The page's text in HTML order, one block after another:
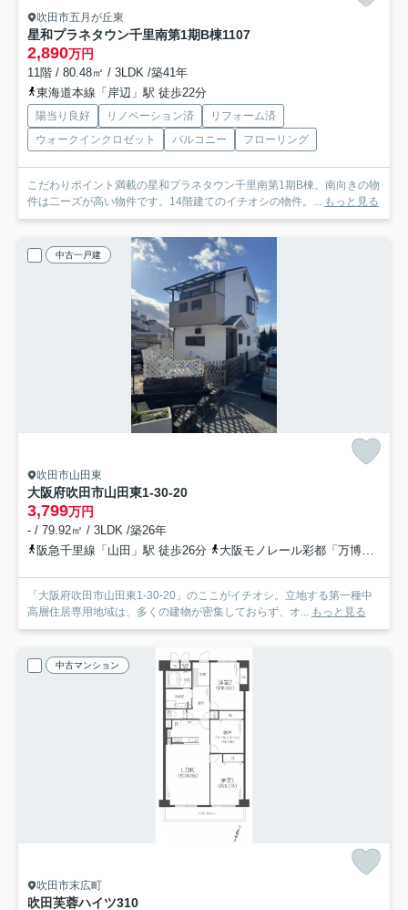
吹田市五月が丘東
星和プラネタウン千里南第1期B棟1107
2,890万円
11階 / 80.48㎡ / 3LDK /築41年
東海道本線「岸辺」駅 徒歩22分
陽当り良好 リノベーション済
リフォーム済
ウォークインクロゼット
バルコニー フローリング
こだわりポイント満載の星和プラネタウン千里南第1期B棟。南向きの物
件は二ーズが高い物件です。14階建てのイチオシの物件。... もっと見る
中古一戸建
吹田市山田東
大阪府吹田市山田東1-30-20
3,799万円
- / 79.92㎡ / 3LDK /築26年
阪急千里線「山田」駅 徒歩26分
大阪モノレール彩都「万博記念公園」駅 徒歩18分
「大阪府吹田市山田東1-30-20」のここがイチオシ。立地する第一種中
高層住居専用地域は、多くの建物が密集しておらず、オ... もっと見る
中古マンション
吹田市末広町
吹田芙蓉ハイツ310